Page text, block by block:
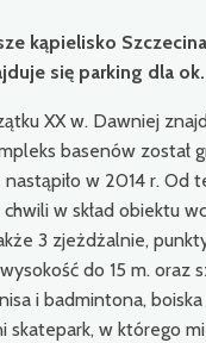
kąpielisko
się parking dla
XX w. Dawniej
basenów został
w 2014 r. Od
w skład obiektu
3 zjeżdżalnie,
do 15 m. oraz
i badmintona,
w którego